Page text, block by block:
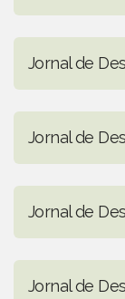
Jornal de
Jornal de
Jornal de
Jornal de